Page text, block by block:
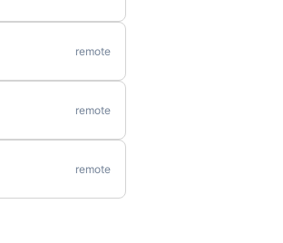
remote
remote
remote